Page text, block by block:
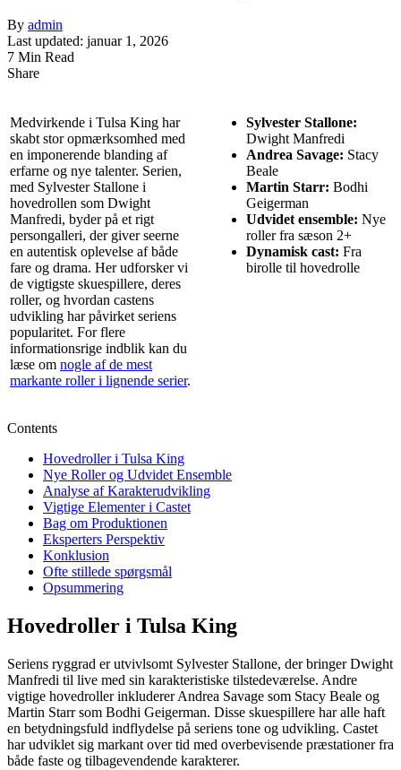
By admin
Last updated: januar 1, 2026
7 Min Read
Share
Medvirkende i Tulsa King har
skabt stor opmærksomhed med
en imponerende blanding af
erfarne og nye talenter. Serien,
med Sylvester Stallone i
hovedrollen som Dwight
Manfredi, byder på et rigt
persongalleri, der giver seerne
en autentisk oplevelse af både
fare og drama. Her udforsker vi
de vigtigste skuespillere, deres
roller, og hvordan castens
udvikling har påvirket seriens
popularitet. For flere
informationsrige indblik kan du
læse om nogle af de mest
markante roller i lignende serier.
Sylvester Stallone:
Dwight Manfredi
Andrea Savage: Stacy
Beale
Martin Starr: Bodhi
Geigerman
Udvidet ensemble: Nye
roller fra sæson 2+
Dynamisk cast: Fra
birolle til hovedrolle
Contents
Hovedroller i Tulsa King
Nye Roller og Udvidet Ensemble
Analyse af Karakterudvikling
Vigtige Elementer i Castet
Bag om Produktionen
Eksperters Perspektiv
Konklusion
Ofte stillede spørgsmål
Opsummering
Hovedroller i Tulsa King
Seriens ryggrad er utvivlsomt Sylvester Stallone, der bringer Dwight
Manfredi til live med sin karakteristiske tilstedeværelse. Andre
vigtige hovedroller inkluderer Andrea Savage som Stacy Beale og
Martin Starr som Bodhi Geigerman. Disse skuespillere har alle haft
en betydningsfuld indflydelse på seriens tone og udvikling. Castet
har udviklet sig markant over tid med overbevisende præstationer fra
både faste og tilbagevendende karakterer.